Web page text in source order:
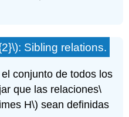
: Sibling relations.
conjunto de todos los
que las relaciones\
H\) sean definidas